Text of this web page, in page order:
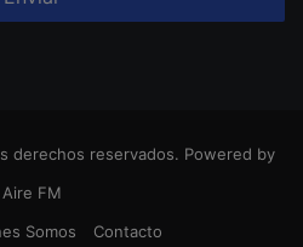
derechos reservados. Powered by
Aire FM
Somos Contacto